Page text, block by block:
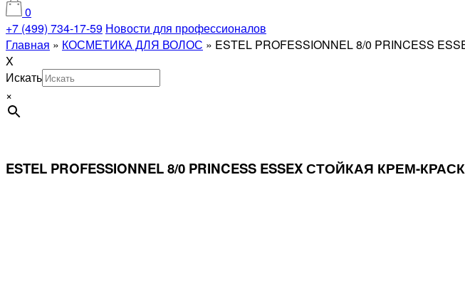
0
+7 (499) 734-17-59 Новости для профессионалов
Главная » КОСМЕТИКА ДЛЯ ВОЛОС » ESTEL PROFESSIONNEL 8/0 PRINCESS
X
Искать
×
ESTEL PROFESSIONNEL 8/0 PRINCESS ESSEX СТОЙКАЯ КРЕМ-